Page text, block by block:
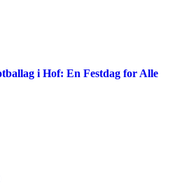
i Hof: En Festdag for Alle